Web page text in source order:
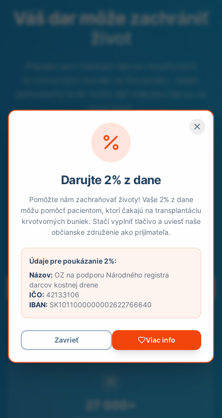
Darujte 2% z dane
Pomôžte nám zachraňovať životy! Vaše 2% z dane
môžu pomôcť pacientom, ktorí čakajú na transplantáciu
krvotvorných buniek. Stačí vyplniť tlačivo a uviesť naše
občianske združenie ako prijímateľa.
Údaje pre poukázanie 2%:
Názov: OZ na podporu Národného registra
darcov kostnej drene
IČO: 42133106
IBAN: SK1011000000002622766640
Zavrieť Viac info
Váš dar môže zachrániť
život
nový život.
Každých 27 sekúnd
niekto potrebuje darcu
Váš krok môže zmeniť všetko
●Kliknite pre viac
Zaregistrovať sa ako darca
Zistiť viac
27 000+